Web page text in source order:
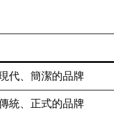
代、簡潔的品牌
統、正式的品牌